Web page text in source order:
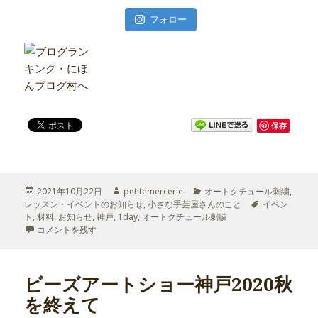
フォロー
保存
投
稿
日:
2021年10月22日
作
成
者
petitemercerie
カ
テ
ゴ
オートクチュール刺繍,
レッスン・イベントのお知らせ,小さな手芸屋さんのこと
タ
イベン
ト ,材料, お知らせ,神戸, 1day, オートクチュール刺繍
小さな手芸屋さんのイベント
コメントを残す
ビーズアートショー神戸2020秋
を終えて